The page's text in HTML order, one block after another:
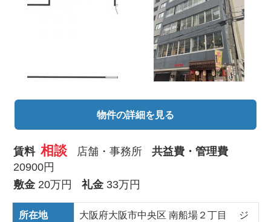
物件の詳細を見る
賃料 相談 店舗・事務所
共益費・管理費
20900円
敷金 20万円 礼金 33万円
所在地
大阪府大阪市中央区 南船場２丁目 ジ